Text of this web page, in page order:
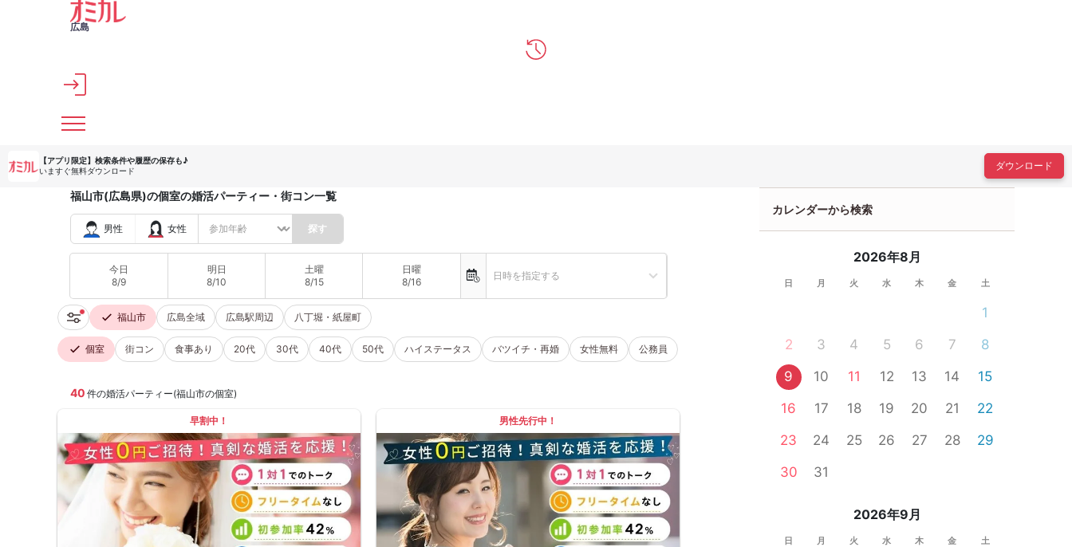
メインコンテンツへスキップ
広島
【アプリ限定】 検索条件や履歴の保存も♪
いますぐ無料ダウンロード
ダウンロード
福山市(広島県)の個室の婚活パーティー・街コン一覧
男性 女性 探す
今日
8/9
明日
8/10
土曜
8/15
日曜
8/16
日時を指定する
福山市 広島全域 広島駅周辺 八丁堀・紙屋町
個室 街コン 食事あり 20代 30代 40代 50代 ハイステータス バツイチ・再婚 女性無料 公務員
40 件の婚活パーティー(福山市の個室)
早割中！ 男性先行中！
カレンダーから検索
2026年8月
日 月 火 水 木 金 土
1
2
3 4 5 6 7
8
9
10 11 12 13 14
15
16
17 18 19 20 21
22
23
24 25 26 27 28
29
30
31
2026年9月
日 月 火 水 木 金 土